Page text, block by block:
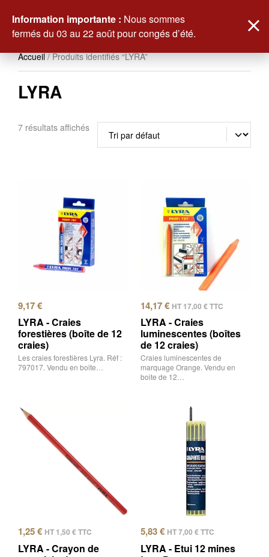
Accueil/ Produits identifiés “LYRA”
LYRA
7 résultats affichés
9,17€
LYRA - Craies
forestières (boîte de 12
craies)
Les craies forestières Lyra. Réf :
797017. Vendu en boite…
14,17€ HT 17,00 €TTC
LYRA - Craies
luminescentes (boîtes
de 12 craies)
Craies luminescentes de
marquage Orange. Vendu en
boite de 12…
1,25€ HT 1,50 €TTC
LYRA - Crayon de
5,83€ HT7,00 €TTC
LYRA - Etui 12 mines
Information importante : Nous sommes
fermés du 03 au 22 août pour congés d’été.